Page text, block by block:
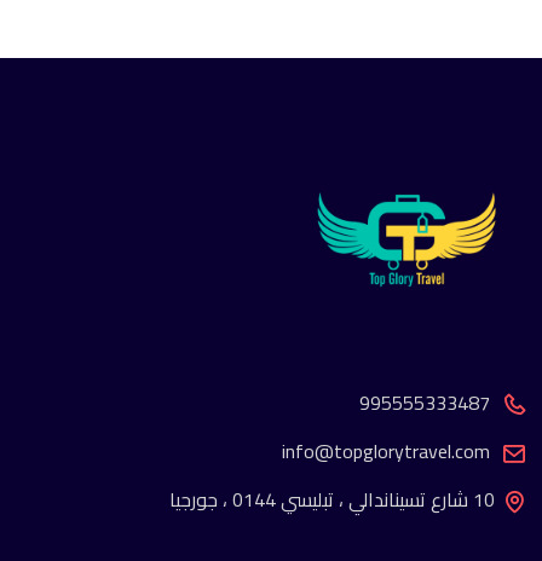
995555333487
info@topglorytravel.com
10 شارع تسيناندالي ، تبليسي 0144 ، جورجيا